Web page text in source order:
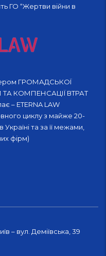
ГО “Жертви війни в
ГРОМАДСЬКОЇ
КОМПЕНСАЦІЇ ВТРАТ
– ETERNA LAW
циклу з майже 20-
та за її межами,
фірм)
– вул. Деміївська, 39